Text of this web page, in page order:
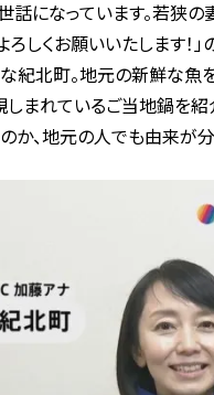
話になっています。若狭
ろしくお願いいたします！
紀北町。地元の新鮮な魚
まれているご当地鍋を紹
のか、地元の人でも由来が